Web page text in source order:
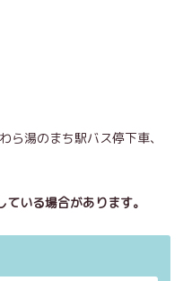
ら湯のまち駅バス停下車、
いる場合があります。